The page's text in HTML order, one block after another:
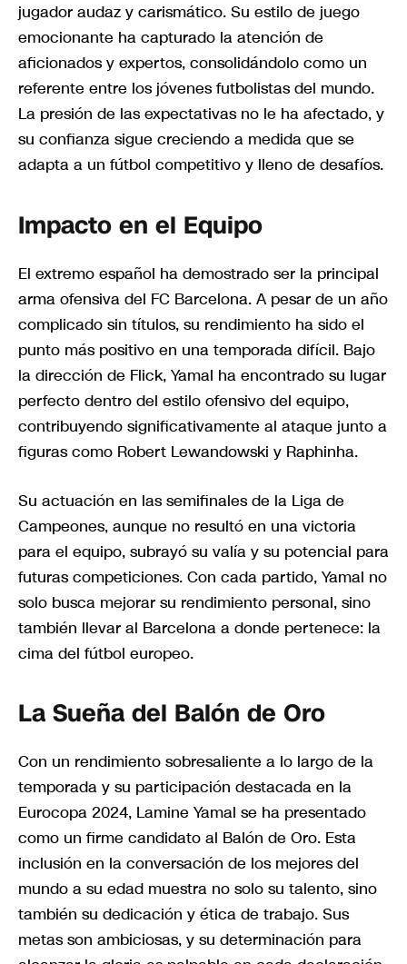
jugador audaz y carismático. Su estilo de juego
emocionante ha capturado la atención de
aficionados y expertos, consolidándolo como un
referente entre los jóvenes futbolistas del mundo.
La presión de las expectativas no le ha afectado, y
su confianza sigue creciendo a medida que se
adapta a un fútbol competitivo y lleno de desafíos.
Impacto en el Equipo
El extremo español ha demostrado ser la principal
arma ofensiva del FC Barcelona. A pesar de un año
complicado sin títulos, su rendimiento ha sido el
punto más positivo en una temporada difícil. Bajo
la dirección de Flick, Yamal ha encontrado su lugar
perfecto dentro del estilo ofensivo del equipo,
contribuyendo significativamente al ataque junto a
figuras como Robert Lewandowski y Raphinha.
Su actuación en las semifinales de la Liga de
Campeones, aunque no resultó en una victoria
para el equipo, subrayó su valía y su potencial para
futuras competiciones. Con cada partido, Yamal no
solo busca mejorar su rendimiento personal, sino
también llevar al Barcelona a donde pertenece: la
cima del fútbol europeo.
La Sueña del Balón de Oro
Con un rendimiento sobresaliente a lo largo de la
temporada y su participación destacada en la
Eurocopa 2024, Lamine Yamal se ha presentado
como un firme candidato al Balón de Oro. Esta
inclusión en la conversación de los mejores del
mundo a su edad muestra no solo su talento, sino
también su dedicación y ética de trabajo. Sus
metas son ambiciosas, y su determinación para